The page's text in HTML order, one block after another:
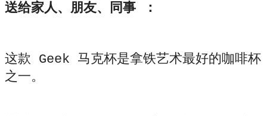
送给家人、朋友、同事 ：
这款 Geek 马克杯是拿铁艺术最好的咖啡杯
之一。